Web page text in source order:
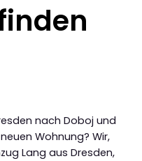
nach Doboj und
Wohnung? Wir,
Lang aus Dresden,